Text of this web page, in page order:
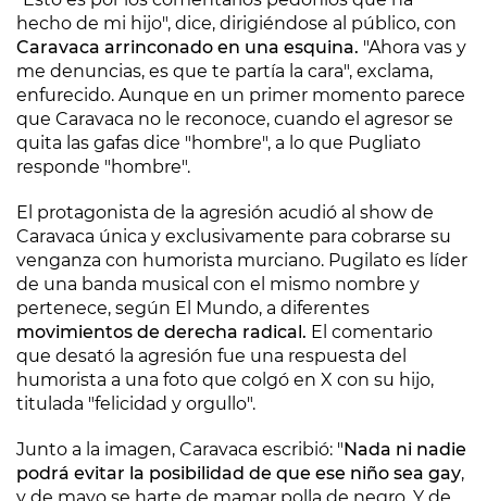
hecho de mi hijo", dice, dirigiéndose al público, con
Caravaca arrinconado en una esquina. "Ahora vas y
me denuncias, es que te partía la cara", exclama,
enfurecido. Aunque en un primer momento parece
que Caravaca no le reconoce, cuando el agresor se
quita las gafas dice "hombre", a lo que Pugliato
responde "hombre".
El protagonista de la agresión acudió al show de
Caravaca única y exclusivamente para cobrarse su
venganza con humorista murciano. Pugilato es líder
de una banda musical con el mismo nombre y
pertenece, según El Mundo, a diferentes
movimientos de derecha radical. El comentario
que desató la agresión fue una respuesta del
humorista a una foto que colgó en X con su hijo,
titulada "felicidad y orgullo".
Junto a la imagen, Caravaca escribió: "Nada ni nadie
podrá evitar la posibilidad de que ese niño sea gay,